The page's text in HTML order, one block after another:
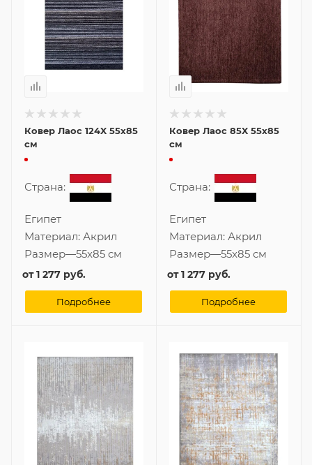
Ковер Лаос 124X 55x85
см
Страна:
Египет
Материал: Акрил
Размер—55x85 см
от1 277 руб.
Подробнее
Ковер Лаос 85X 55x85
см
Страна:
Египет
Материал: Акрил
Размер—55x85 см
от1 277 руб.
Подробнее